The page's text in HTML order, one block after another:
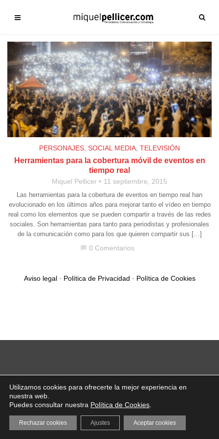
PERSONAJES SOCIAL MEDIA TELEVISIÓN
Herramientas para la cobertura móvil de eventos en
tiempo real
Miquel Pellicer 11 septiembre, 2015
Las herramientas para la cobertura de eventos en tiempo real han
evolucionado en los últimos años para mejorar tanto el vídeo en tiempo
real como los elementos que se pueden compartir a través de las redes
sociales. Son herramientas para tanto para periodistas y profesionales
de la comunicación como para los que quieren compartir sus […]
chat_bubble 0 Comentarios
Aviso legal· Política de Privacidad · Política de Cookies
Utilizamos cookies para ofrecerte la mejor experiencia en
nuestra web.
Puedes consultar nuestra Política de Cookies
Aceptar cookies
Rechazar cookies Ajustes